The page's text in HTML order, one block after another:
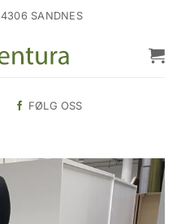
SANDNES
FØLG OSS